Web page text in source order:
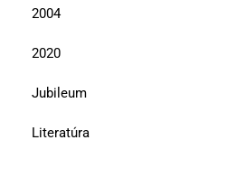
2004
2020
Jubileum
Literatúra